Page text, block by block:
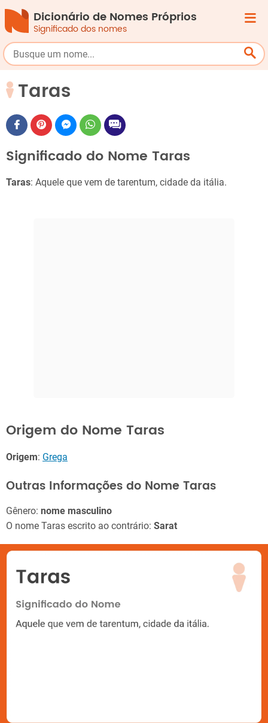
Dicionário de Nomes Próprios
Significado dos nomes
Taras
Significado do Nome Taras
Taras: Aquele que vem de tarentum, cidade da itália.
Origem do Nome Taras
Origem: Grega
Outras Informações do Nome Taras
Gênero: nome masculino
O nome Taras escrito ao contrário: Sarat